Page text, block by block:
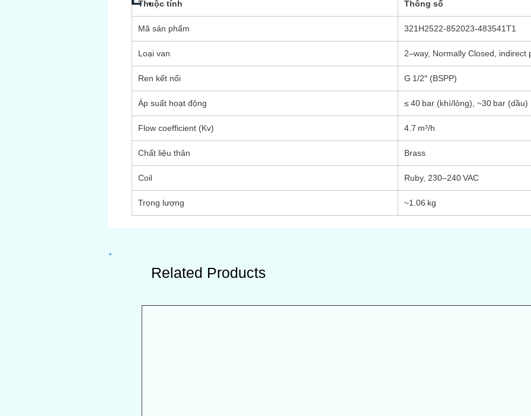
Thuộc tính Thông số
Mã sản phẩm 321H2522‑852023‑483541T1
Loại van 2–way, Normally Closed, indirect
Ren kết nối G 1/2″ (BSPP)
Áp suất hoạt động ≤ 40 bar (khí/lỏng), ~30 bar (dầu)
Flow coefficient (Kv) 4.7 m³/h
Chất liệu thân Brass
Coil Ruby, 230–240 VAC
Trọng lượng ~1.06 kg
Related Products